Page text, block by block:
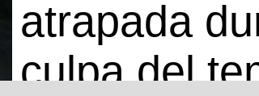
atrapada
culpa del